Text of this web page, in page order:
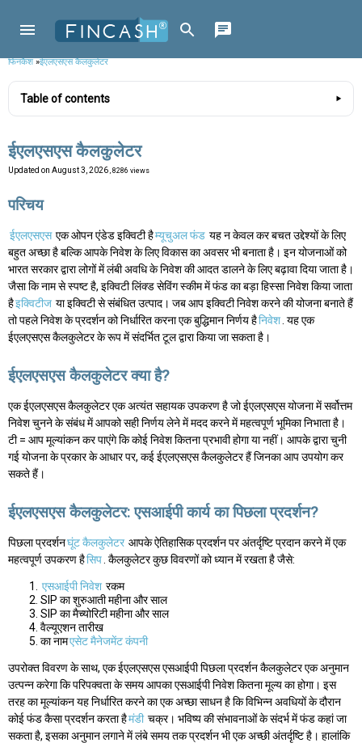
फिनकैश»ईएलएसएस कैलकुलेटर
Table of contents
ईएलएसएस कैलकुलेटर
Updated on August 3, 2026 , 8286 views
परिचय
ईएलएसएस एक ओपन एंडेड इक्विटी हैम्यूचुअल फंड यह न केवल कर बचत उद्देश्यों के लिए
बहुत अच्छा है बल्कि आपके निवेश के लिए विकास का अवसर भी बनाता है। इन योजनाओं को
भारत सरकार द्वारा लोगों में लंबी अवधि के निवेश की आदत डालने के लिए बढ़ावा दिया जाता है।
जैसा कि नाम से स्पष्ट है, इक्विटी लिंक्ड सेविंग स्कीम में फंड का बड़ा हिस्सा निवेश किया जाता
हैइक्विटीज या इक्विटी से संबंधित उत्पाद। जब आप इक्विटी निवेश करने की योजना बनाते हैं
तो पहले निवेश के प्रदर्शन को निर्धारित करना एक बुद्धिमान निर्णय हैनिवेश . यह एक
ईएलएसएस कैलकुलेटर के रूप में संदर्भित टूल द्वारा किया जा सकता है।
ईएलएसएस कैलकुलेटर क्या है?
एक ईएलएसएस कैलकुलेटर एक अत्यंत सहायक उपकरण है जो ईएलएसएस योजना में सर्वोत्तम
निवेश चुनने के संबंध में आपको सही निर्णय लेने में मदद करने में महत्वपूर्ण भूमिका निभाता है।
टी = आप मूल्यांकन कर पाएंगे कि कोई निवेश कितना प्रभावी होगा या नहीं। आपके द्वारा चुनी
गई योजना के प्रकार के आधार पर, कई ईएलएसएस कैलकुलेटर हैं जिनका आप उपयोग कर
सकते हैं।
ईएलएसएस कैलकुलेटर: एसआईपी कार्य का पिछला प्रदर्शन?
पिछला प्रदर्शनघूंट कैलकुलेटर आपके ऐतिहासिक प्रदर्शन पर अंतर्दृष्टि प्रदान करने में एक
महत्वपूर्ण उपकरण हैसिप . कैलकुलेटर कुछ विवरणों को ध्यान में रखता है जैसे:
एसआईपी निवेश रकम
SIP का शुरुआती महीना और साल
SIP का मैच्योरिटी महीना और साल
वैल्यूएशन तारीख
का नामएसेट मैनेजमेंट कंपनी
उपरोक्त विवरण के साथ, एक ईएलएसएस एसआईपी पिछला प्रदर्शन कैलकुलेटर एक अनुमान
उत्पन्न करेगा कि परिपक्वता के समय आपका एसआईपी निवेश कितना मूल्य का होगा। इस
तरह का मूल्यांकन यह निर्धारित करने का एक अच्छा साधन है कि विभिन्न अवधियों के दौरान
कोई फंड कैसा प्रदर्शन करता हैमंडी चक्र। भविष्य की संभावनाओं के संदर्भ में फंड कहां जा
सकता है, इसका अनुमान लगाने में लंबे समय तक प्रदर्शन भी एक अच्छी अंतर्दृष्टि है। हालांकि